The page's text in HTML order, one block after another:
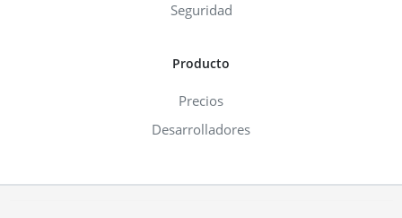
Seguridad
Producto
Precios
Desarrolladores